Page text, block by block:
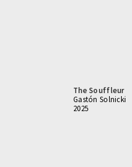
The Souffleur
Gastón Solnicki
2025